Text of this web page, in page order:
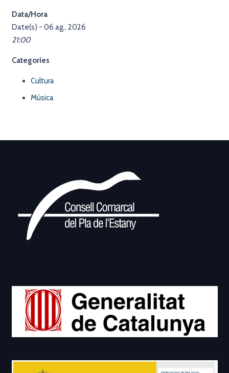
Data/Hora
Date(s) - 06 ag., 2026
21:00
Categories
Cultura
Música